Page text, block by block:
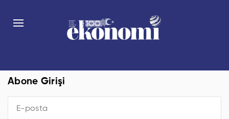
Abone Girişi